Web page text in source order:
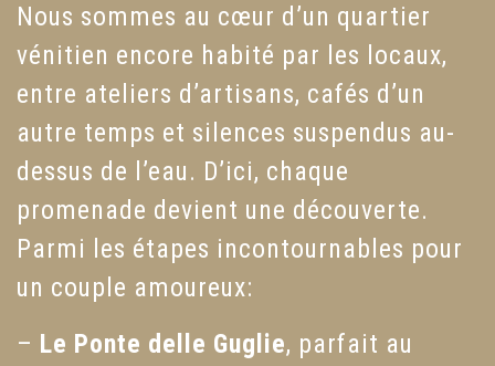
Nous sommes au cœur d’un quartier
vénitien encore habité par les locaux,
entre ateliers d’artisans, cafés d’un
autre temps et silences suspendus au-
dessus de l’eau. D’ici, chaque
promenade devient une découverte.
Parmi les étapes incontournables pour
un couple amoureux:
– Le Ponte delle Guglie, parfait au